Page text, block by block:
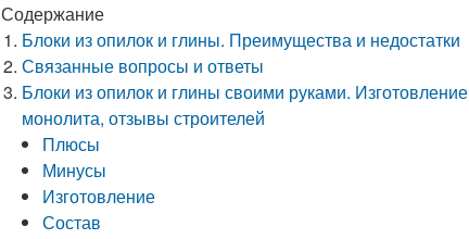
Содержание
Блоки из опилок и глины. Преимущества и недостатки
Связанные вопросы и ответы
Блоки из опилок и глины своими руками.
монолита, отзывы строителей
Плюсы
Минусы
Изготовление
Состав